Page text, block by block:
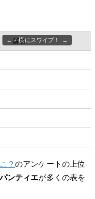
店名
⇄ 横にスワイプ！
？ のアンケートの上位
ンティエが多くの表を